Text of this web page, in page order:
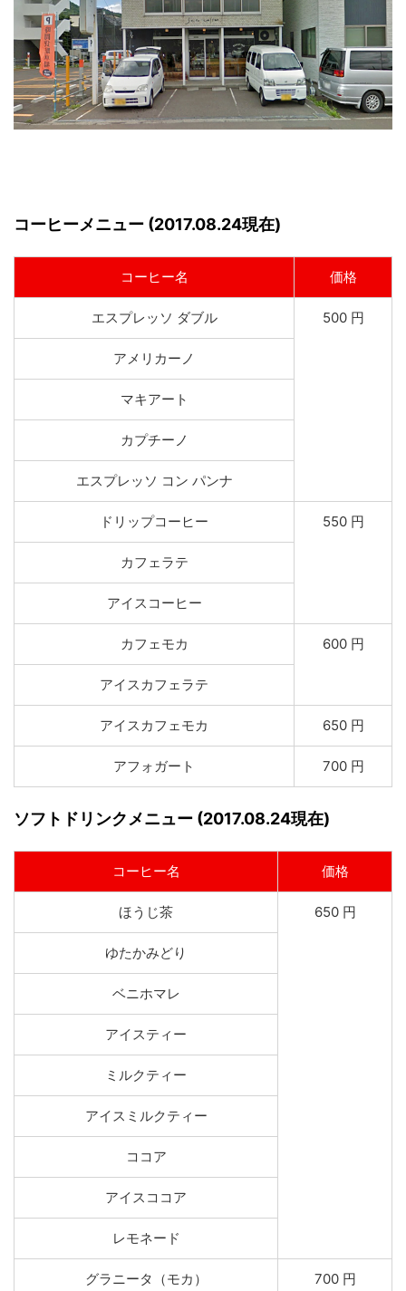
コーヒーメニュー (2017.08.24現在)
コーヒー名 価格
エスプレッソ ダブル 500 円
アメリカーノ
マキアート
カプチーノ
エスプレッソ コン パンナ
ドリップコーヒー 550 円
カフェラテ
アイスコーヒー
カフェモカ 600 円
アイスカフェラテ
アイスカフェモカ 650 円
アフォガート 700 円
ソフトドリンクメニュー (2017.08.24現在)
コーヒー名 価格
ほうじ茶 650 円
ゆたかみどり
ベニホマレ
アイスティー
ミルクティー
アイスミルクティー
ココア
アイスココア
レモネード
グラニータ（モカ） 700 円